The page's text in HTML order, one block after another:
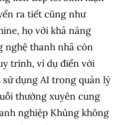
ra tiết cũng như
họ với khả năng
nghệ thanh nhã còn
trình, ví dụ điển với
dụng AI trong quản lý
thường xuyên cung
nghiệp Khủng không